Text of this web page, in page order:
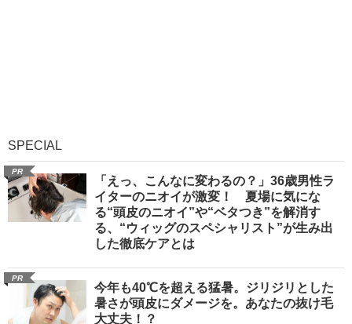
SPECIAL
PR
「えっ、こんなに変わるの？」36歳男性ラ
イターのニオイが激変！ 夏場に気にな
る“頭皮のニオイ”や“ベタつき”を解消す
る、“ウィッグのスペシャリスト”が生み出
した徹底ケアとは
PR
今年も40℃を超える猛暑。ジリジリとした
暑さが頭皮にダメージを。あなたの抜け毛
大丈夫！？